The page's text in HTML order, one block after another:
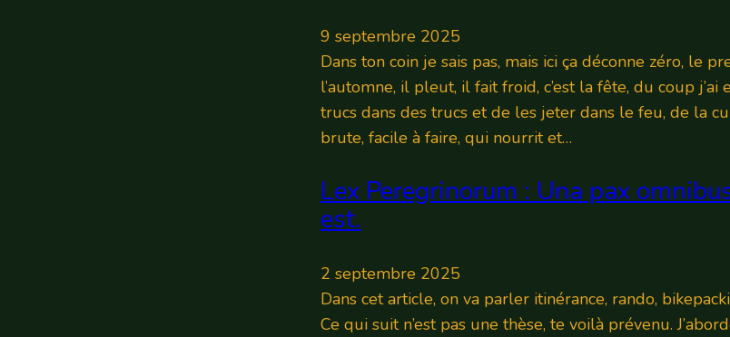
9 septembre 2025
Dans ton coin je sais pas, mais ici ça déconne zéro, le
l’automne, il pleut, il fait froid, c’est la fête, du coup
trucs dans des trucs et de les jeter dans le feu, de la
brute, facile à faire, qui nourrit et…
Lex Peregrinorum : Una pax
est.
2 septembre 2025
Dans cet article, on va parler itinérance, rando,
Ce qui suit n’est pas une thèse, te voilà prévenu.